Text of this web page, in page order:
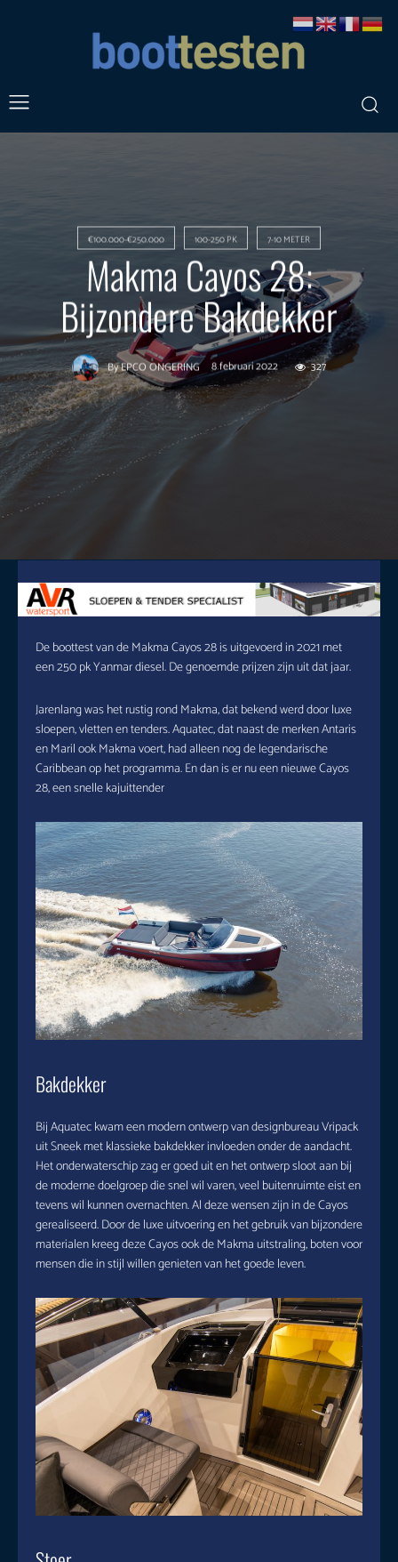
€100.000-€250.000 100-250 PK 7-10 METER
Makma Cayos 28:
Bijzondere Bakdekker
ByEPCO ONGERING 8 februari 2022 327
De boottest van de Makma Cayos 28 is uitgevoerd in 2021 met
een 250 pk Yanmar diesel. De genoemde prijzen zijn uit dat jaar.
Jarenlang was het rustig rond Makma, dat bekend werd door luxe
sloepen, vletten en tenders. Aquatec, dat naast de merken Antaris
en Maril ook Makma voert, had alleen nog de legendarische
Caribbean op het programma. En dan is er nu een nieuwe Cayos
28, een snelle kajuittender
Bakdekker
Bij Aquatec kwam een modern ontwerp van designbureau Vripack
uit Sneek met klassieke bakdekker invloeden onder de aandacht.
Het onderwaterschip zag er goed uit en het ontwerp sloot aan bij
de moderne doelgroep die snel wil varen, veel buitenruimte eist en
tevens wil kunnen overnachten. Al deze wensen zijn in de Cayos
gerealiseerd. Door de luxe uitvoering en het gebruik van bijzondere
materialen kreeg deze Cayos ook de Makma uitstraling, boten voor
mensen die in stijl willen genieten van het goede leven.